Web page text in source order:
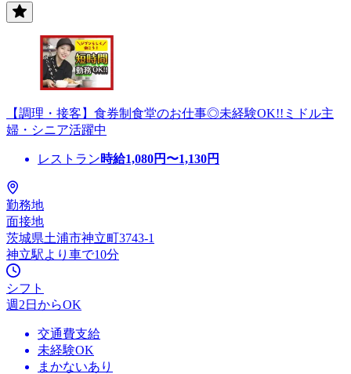
【調理・接客】食券制食堂のお仕事◎未経験OK!!ミドル主
婦・シニア活躍中
レストラン時給1,080円〜1,130円
勤務地
面接地
茨城県土浦市神立町3743-1
神立駅より車で10分
シフト
週2日からOK
交通費支給
未経験OK
まかないあり